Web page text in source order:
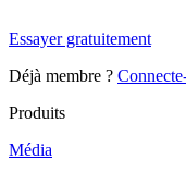
Essayer gratuitement
Déjà membre ?
Produits
Média